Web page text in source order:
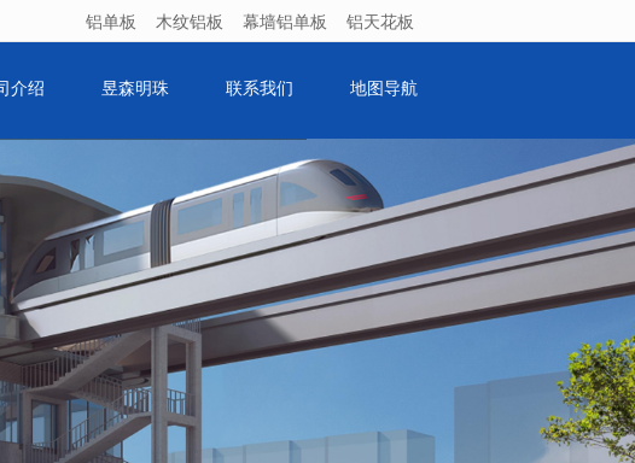
铝单板 木纹铝板 幕墙铝单板 铝天花板
介绍 昱森明珠 联系我们 地图导航